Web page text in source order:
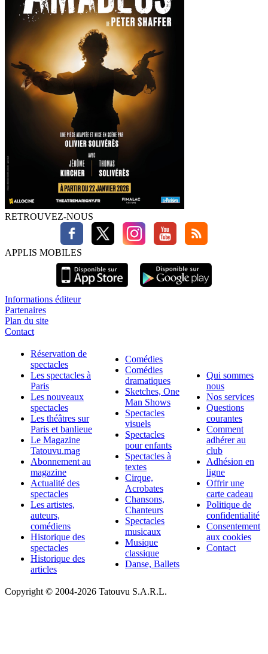
RETROUVEZ-NOUS
APPLIS MOBILES
Informations éditeur
Partenaires
Plan du site
Contact
Réservation de
spectacles
Les spectacles à
Paris
Les nouveaux
spectacles
Les théâtres sur
Paris et banlieue
Le Magazine
Tatouvu.mag
Abonnement au
magazine
Actualité des
spectacles
Les artistes,
auteurs,
comédiens
Historique des
spectacles
Historique des
articles
Comédies
Comédies
dramatiques
Sketches, One
Man Shows
Spectacles
visuels
Spectacles
pour enfants
Spectacles à
textes
Cirque,
Acrobates
Chansons,
Chanteurs
Spectacles
musicaux
Musique
classique
Danse, Ballets
Qui sommes
nous
Nos services
Questions
courantes
Comment
adhérer au
club
Adhésion en
ligne
Offrir une
carte cadeau
Politique de
confidentialité
Consentement
aux cookies
Contact
Copyright © 2004-2026 Tatouvu S.A.R.L.